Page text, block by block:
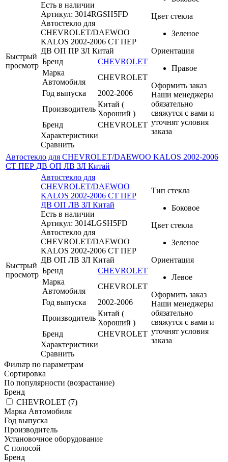
Быстрый
просмотр
Есть в наличии
Артикул: 3014RGSH5FD
Автостекло для
CHEVROLET/DAEWOO
KALOS 2002-2006 СТ ПЕР
ДВ ОП ПР ЗЛ Китай
Бренд
CHEVROLET
Марка
Автомобиля
CHEVROLET
Год выпуска
2002-2006
Производитель
Китай (
Хороший )
Бренд
CHEVROLET
Характеристики
Сравнить
Цвет стекла
Зеленое
Ориентация
Правое
Оформить заказ
Наши менеджеры
обязательно
свяжутся с вами и
уточнят условия
заказа
Автостекло для CHEVROLET/DAEWOO KALOS 2002-2006
СТ ПЕР ДВ ОП ЛВ ЗЛ Китай
Быстрый
просмотр
Автостекло для
CHEVROLET/DAEWOO
KALOS 2002-2006 СТ ПЕР
ДВ ОП ЛВ ЗЛ Китай
Есть в наличии
Артикул: 3014LGSH5FD
Автостекло для
CHEVROLET/DAEWOO
KALOS 2002-2006 СТ ПЕР
ДВ ОП ЛВ ЗЛ Китай
Бренд
CHEVROLET
Марка
Автомобиля
CHEVROLET
Год выпуска
2002-2006
Производитель
Китай (
Хороший )
Бренд
CHEVROLET
Характеристики
Сравнить
Тип стекла
Боковое
Цвет стекла
Зеленое
Ориентация
Левое
Оформить заказ
Наши менеджеры
обязательно
свяжутся с вами и
уточнят условия
заказа
Фильтр по параметрам
Сортировка
По популярности (возрастание)
Бренд
CHEVROLET (7)
Марка Автомобиля
Год выпуска
Производитель
Установочное оборудование
С полосой
Бренд